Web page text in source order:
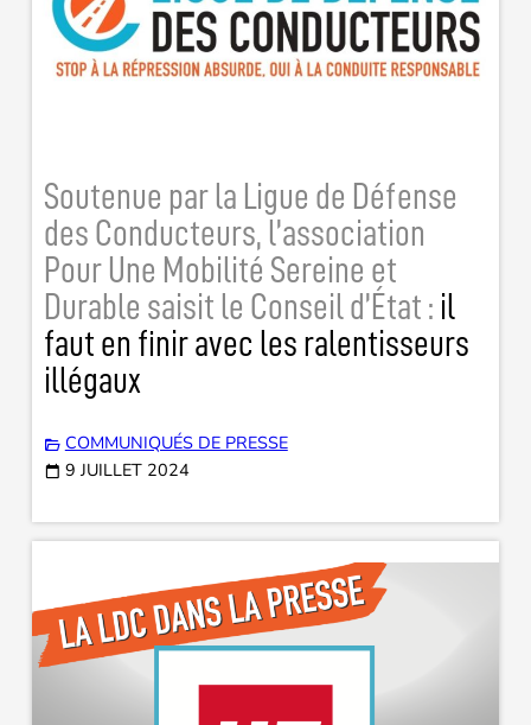
Soutenue par la Ligue de Défense
des Conducteurs, l’association
Pour Une Mobilité Sereine et
Durable saisit le Conseil d’État : il
faut en finir avec les ralentisseurs
illégaux
COMMUNIQUÉS DE PRESSE
9 JUILLET 2024